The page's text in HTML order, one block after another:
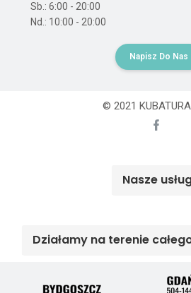
Sb.: 6:00 - 20:00
Nd.: 10:00 - 20:00
Napisz Do Nas
© 2021
Nasze
Działamy na terenie